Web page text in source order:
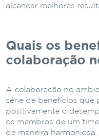
alcançar melhores
Quais os
colaboração
A colaboração no
série de benefícios que
positivamente o
os membros de um
de maneira